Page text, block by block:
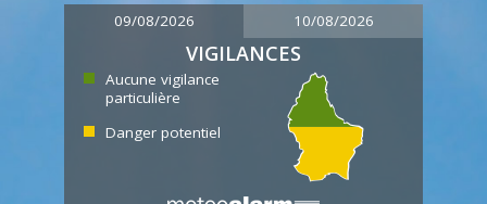
09/08/2026 10/08/2026
VIGILANCES
Aucune vigilance
particulière
Danger potentiel